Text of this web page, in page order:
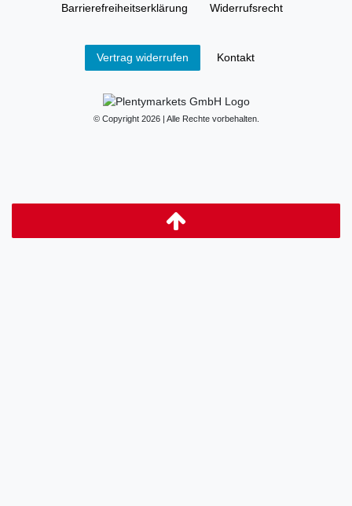
Barrierefreiheitserklärung Widerrufs­recht
Vertrag widerrufen Kontakt
© Copyright 2026 | Alle Rechte vorbehalten.